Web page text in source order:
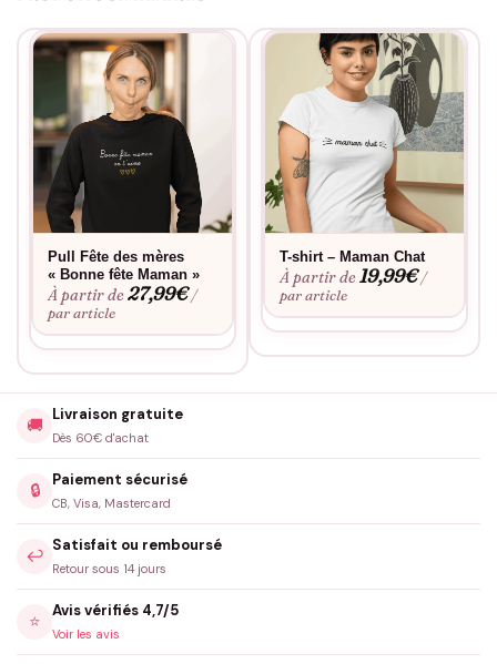
créent des souvenirs et renforcent les relations. Adoptez le Pull
Papa Chat et faites de chaque moment passé avec papa une
célébration de sa tendresse et de son humour.
Pull Fête des mères
« Bonne fête Maman »
À partir de27,99€ /
par article
T-shirt – Maman Chat
À partir de19,99€ /
par article
🚚
Livraison gratuite
Dès 60€ d'achat
🔒
Paiement sécurisé
CB, Visa, Mastercard
↩️
Satisfait ou remboursé
Retour sous 14 jours
⭐
Avis vérifiés 4,7/5
Voir les avis